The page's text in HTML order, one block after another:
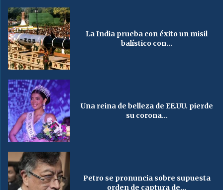
La India prueba con éxito un misil
balístico con...
Una reina de belleza de EE.UU. pierde
su corona...
Petro se pronuncia sobre supuesta
orden de captura de...